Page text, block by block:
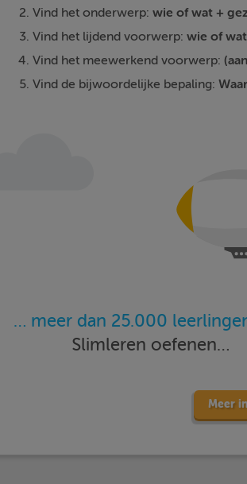
Vind het onderwerp: wie of wat +
Vind het lijdend voorwerp: wie of
Vind het meewerkend voorwerp:
Vind de bijwoordelijke bepaling:
… meer dan 25.000
Slimleren oefenen…
Meer